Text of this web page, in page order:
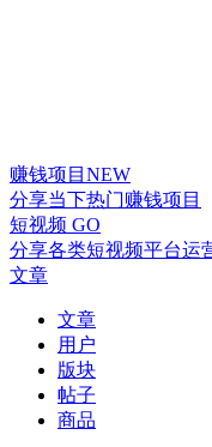
赚钱项目 NEW
分享当下热门赚钱项目
短视频 GO
分享各类短视频平台运
文章
文章
用户
版块
帖子
商品